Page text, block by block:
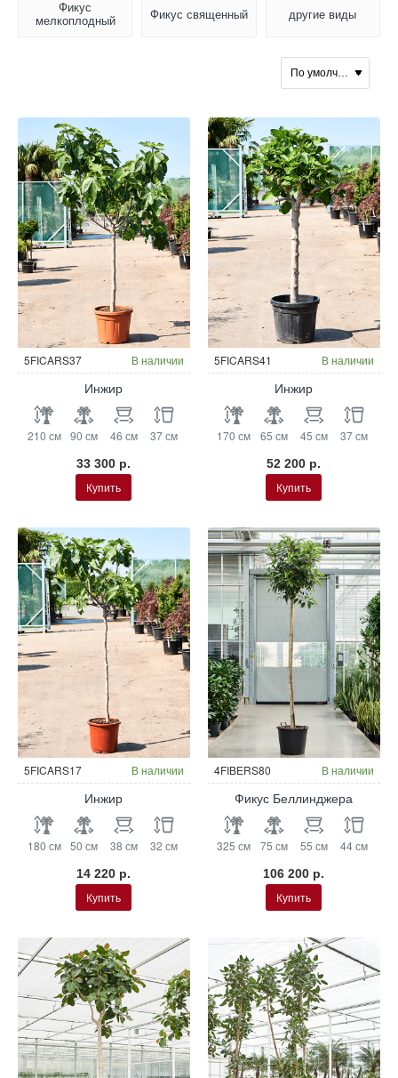
Фикус
мелкоплодный
Фикус священный другие виды
5FICARS37 В наличии
Инжир
210 см 90 см 46 см 37 см
33 300 р.
Купить
5FICARS41 В наличии
Инжир
170 см 65 см 45 см 37 см
52 200 р.
Купить
5FICARS17 В наличии
Инжир
180 см 50 см 38 см 32 см
14 220 р.
Купить
4FIBERS80 В наличии
Фикус Беллинджера
325 см 75 см 55 см 44 см
106 200 р.
Купить